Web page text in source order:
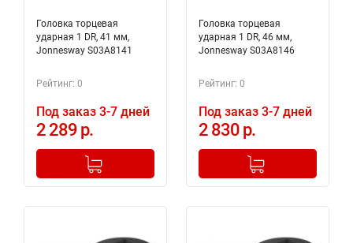
Головка торцевая
ударная 1 DR, 41 мм,
Jonnesway S03A8141
Рейтинг: 0
Под заказ 3-7 дней
2 289 р.
+
Добавлено в корзину
Головка торцевая
ударная 1 DR, 46 мм,
Jonnesway S03A8146
Рейтинг: 0
Под заказ 3-7 дней
2 830 р.
+
Добавлено в корзину